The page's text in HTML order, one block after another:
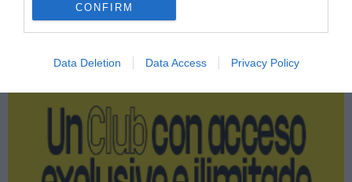
CONFIRM
Data Deletion Data Access Privacy Policy
2Playbook Club